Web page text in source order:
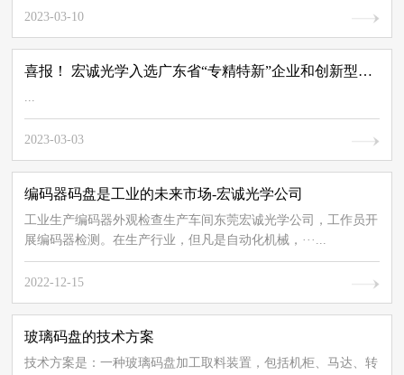
2023-03-10
喜报！ 宏诚光学入选广东省“专精特新”企业和创新型企业
...
2023-03-03
编码器码盘是工业的未来市场-宏诚光学公司
工业生产编码器外观检查生产车间东莞宏诚光学公司，工作员开
展编码器检测。在生产行业，但凡是自动化机械，···...
2022-12-15
玻璃码盘的技术方案
技术方案是：一种玻璃码盘加工取料装置，包括机柜、马达、转